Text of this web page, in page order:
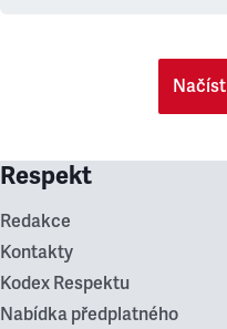
Respekt
Redakce
Kontakty
Kodex Respektu
Nabídka předplatného